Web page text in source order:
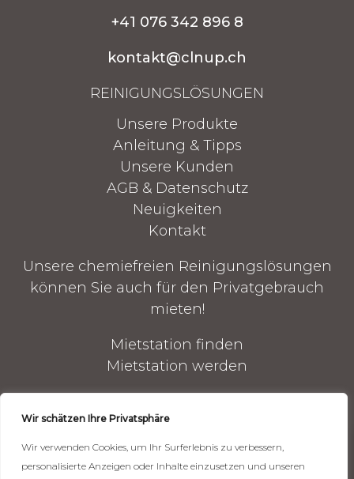
Wir schätzen Ihre Privatsphäre
Wir verwenden Cookies, um Ihr Surferlebnis zu verbessern,
personalisierte Anzeigen oder Inhalte einzusetzen und unseren
+41 076 342 896 8
kontakt@clnup.ch
REINIGUNGSLÖSUNGEN
Unsere Produkte
Anleitung & Tipps
Unsere Kunden
AGB & Datenschutz
Neuigkeiten
Kontakt
Unsere chemiefreien Reinigungslösungen
können Sie auch für den Privatgebrauch
mieten!
Mietstation finden
Mietstation werden
Reinigungszubehör
Mechandise